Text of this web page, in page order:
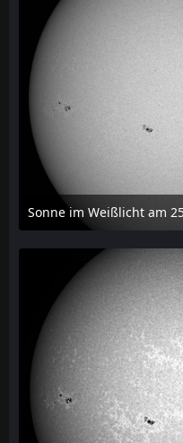
Sonne im Weißlicht am
27. Juli 2026 um